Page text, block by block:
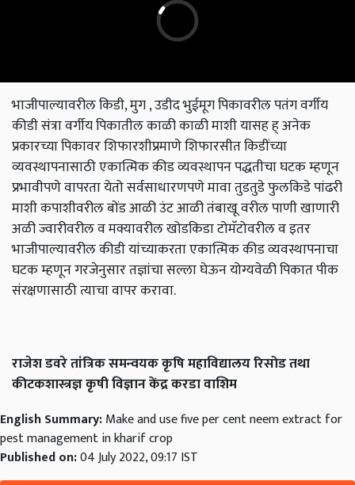
भाजीपाल्यावरील किडी, मुग , उडीद भुईमूग पिकावरील पतंग वर्गीय
कीडी संत्रा वर्गीय पिकातील काळी काळी माशी यासह ह् अनेक
प्रकारच्या पिकावर शिफारशीप्रमाणे शिफारसीत किडींच्या
व्यवस्थापनासाठी एकात्मिक कीड व्यवस्थापन पद्धतीचा घटक म्हणून
प्रभावीपणे वापरता येतो सर्वसाधारणपणे मावा तुडतुडे फुलकिडे पांढरी
माशी कपाशीवरील बोंड आळी उंट आळी तंबाखू वरील पाणी खाणारी
अळी ज्वारीवरील व मक्यावरील खोडकिडा टोमॅटोवरील व इतर
भाजीपाल्यावरील कीडी यांच्याकरता एकात्मिक कीड व्यवस्थापनाचा
घटक म्हणून गरजेनुसार तज्ञांचा सल्ला घेऊन योग्यवेळी पिकात पीक
संरक्षणासाठी त्याचा वापर करावा.
राजेश डवरे तांत्रिक समन्वयक कृषि महाविद्यालय रिसोड तथा
कीटकशास्त्रज्ञ कृषी विज्ञान केंद्र करडा वाशिम
English Summary:Make and use five per cent neem extract for
pest management in kharif crop
Published on:04 July 2022, 09:17 IST